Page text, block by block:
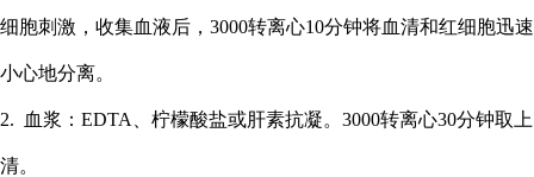
细胞刺激，收集血液后，3000转离心10分钟将血清和红细胞迅速
小心地分离。
2. 血浆：EDTA、柠檬酸盐或肝素抗凝。3000转离心30分钟取上
清。